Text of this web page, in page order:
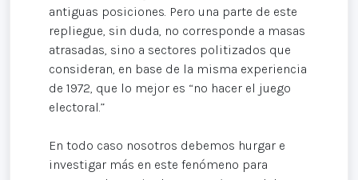
antiguas posiciones. Pero una parte de este
repliegue, sin duda, no corresponde a masas
atrasadas, sino a sectores politizados que
consideran, en base de la misma experiencia
de 1972, que lo mejor es “no hacer el juego
electoral.”
En todo caso nosotros debemos hurgar e
investigar más en este fenómeno para